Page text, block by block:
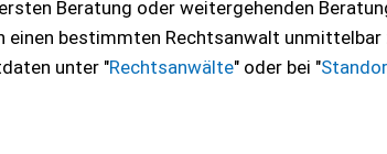
Beratung oder weitergehenden
einen bestimmten Rechtsanwalt unmittelbar
unter "Rechtsanwälte" oder bei "